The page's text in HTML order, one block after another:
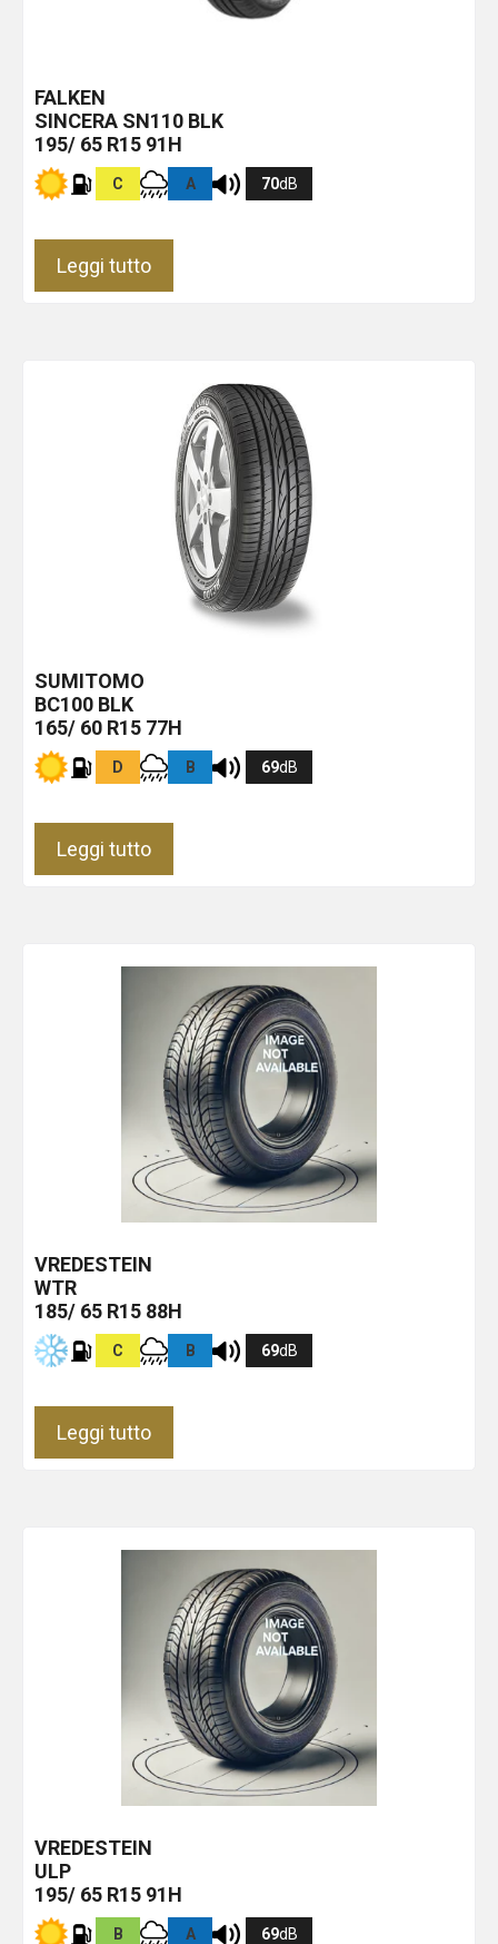
FALKEN
SINCERA SN110 BLK
195/ 65 R15 91H
C A 70dB
Leggi tutto
SUMITOMO
BC100 BLK
165/ 60 R15 77H
D B 69dB
Leggi tutto
VREDESTEIN
WTR
185/ 65 R15 88H
C B 69dB
Leggi tutto
VREDESTEIN
ULP
195/ 65 R15 91H
B A 69dB